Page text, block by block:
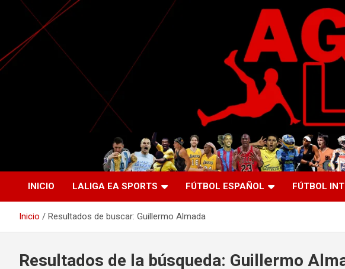
Saltar
contenido
Agente Libre Digital
La nueva generación del periodismo deportivo.
INICIO LALIGA EA SPORTS FÚTBOL ESPAÑOL FÚTBOL
Inicio Resultados de buscar: Guillermo Almada
Resultados de la búsqueda: Guillermo